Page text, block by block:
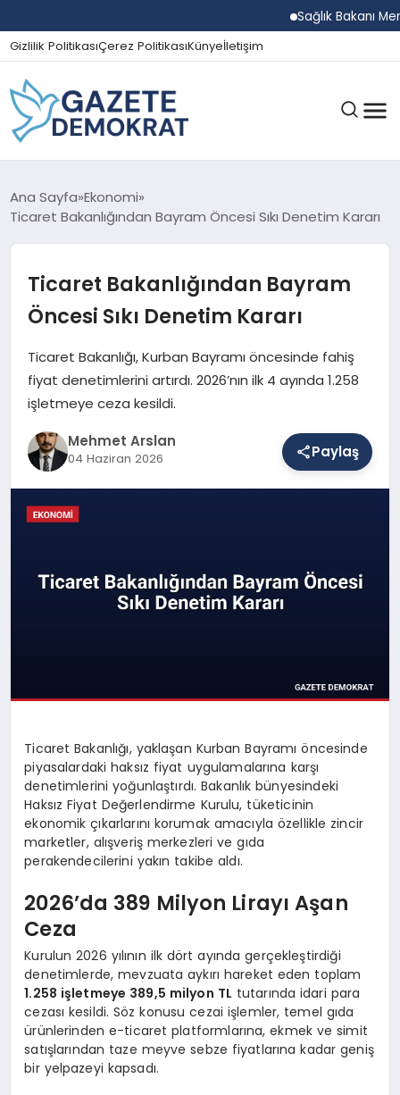
Sağlık Bakanı
Gizlilik PolitikasıÇerez PolitikasıKünyeİletişim
GÜNDEM
SPOR
MAGAZIN
SAĞLIK
EĞITIM
DÜNYA
Ana Sayfa Ekonomi
Ticaret Bakanlığından Bayram Öncesi Sıkı Denetim Kararı
Ticaret Bakanlığından Bayram
Öncesi Sıkı Denetim Kararı
Ticaret Bakanlığı, Kurban Bayramı öncesinde fahiş
fiyat denetimlerini artırdı. 2026’nın ilk 4 ayında 1.258
işletmeye ceza kesildi.
Mehmet Arslan
04 Haziran 2026 Paylaş
Ticaret Bakanlığı, yaklaşan Kurban Bayramı öncesinde
piyasalardaki haksız fiyat uygulamalarına karşı
denetimlerini yoğunlaştırdı. Bakanlık bünyesindeki
Haksız Fiyat Değerlendirme Kurulu, tüketicinin
ekonomik çıkarlarını korumak amacıyla özellikle zincir
marketler, alışveriş merkezleri ve gıda
perakendecilerini yakın takibe aldı.
2026’da 389 Milyon Lirayı Aşan
Ceza
Kurulun 2026 yılının ilk dört ayında gerçekleştirdiği
denetimlerde, mevzuata aykırı hareket eden toplam
1.258 işletmeye 389,5 milyon TL tutarında idari para
cezası kesildi. Söz konusu cezai işlemler, temel gıda
ürünlerinden e-ticaret platformlarına, ekmek ve simit
satışlarından taze meyve sebze fiyatlarına kadar geniş
bir yelpazeyi kapsadı.